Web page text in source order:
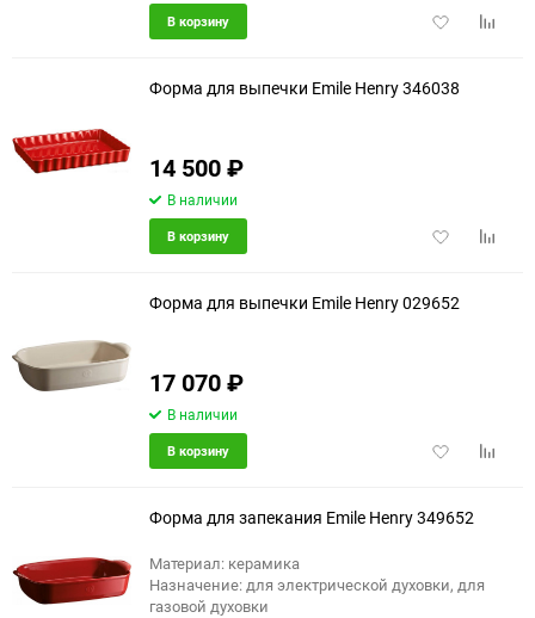
Добавить
В корзину
Форма для выпечки Emile Henry 346038
14 500₽
В наличии
Добавить
В корзину
еще 1 фото
Форма для выпечки Emile Henry 029652
17 070₽
В наличии
Добавить
В корзину
Форма для запекания Emile Henry 349652
Материал: керамика
Назначение: для электрической духовки, для
газовой духовки